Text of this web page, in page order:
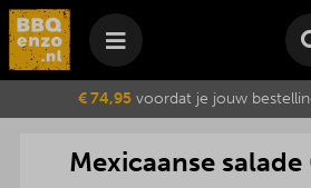
Winkelmand
Je winkelwagen is
Wijzig winkelmand
€ 74,95voordat je jouw
Mexicaanse salade